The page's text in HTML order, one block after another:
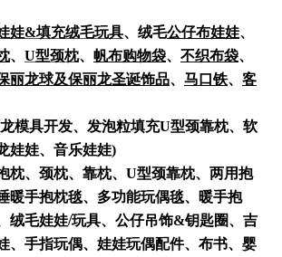
娃&填充绒毛玩具、绒毛公仔布娃娃、
、 U型颈枕、 帆布购物袋、 不织布袋、
丽龙球及保丽龙圣诞饰品、 马口铁、 客
模具开发、发泡粒填充U型颈靠枕、软
娃娃、音乐娃娃)
抱枕、颈枕、靠枕、U型颈靠枕、两用抱
暖手抱枕毯、多功能玩偶毯、暖手抱
绒毛娃娃/玩具、公仔吊饰&钥匙圈、吉
、手指玩偶、娃娃玩偶配件、布书、婴